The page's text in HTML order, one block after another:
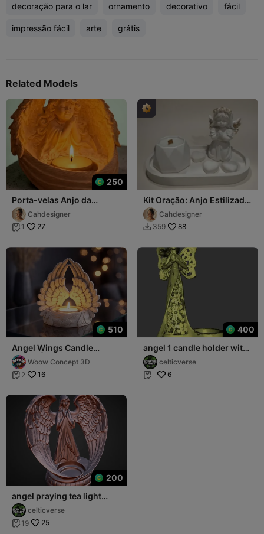
decoração para o lar ornamento decorativo fácil
impressão fácil arte grátis
Related Models
250
Porta-velas Anjo da
Guarda (Suporte para
Vela)Cahdesigner
 1 27
Kit Oração: Anjo Estilizado,
Vaso vela and Bandeja
Cahdesigner
 359 88
510
Angel Wings Candle
Holder | Guardian Angel
FigurineWoow Concept 3D
 2 16
400
angel 1 candle holder with
bird celticverse
 6
200
angel praying tea light
candlecelticverse
 19 25